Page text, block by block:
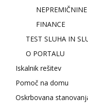
NEPREMIČNINE
FINANCE
TEST SLUHA IN
O PORTALU
Iskalnik rešitev
Pomoč na domu
Oskrbovana